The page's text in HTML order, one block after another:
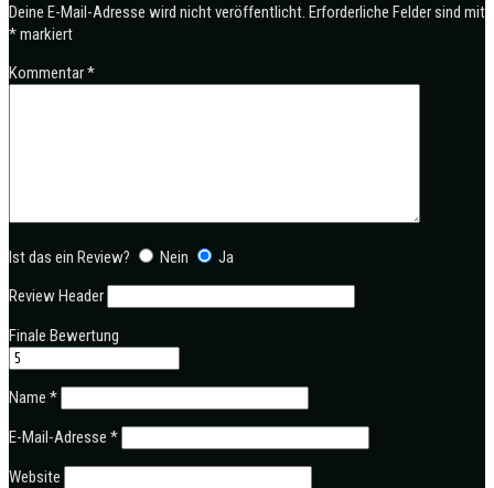
Deine E-Mail-Adresse wird nicht veröffentlicht. Erforderliche Felder sind mit
*markiert
Kommentar*
Ist das ein Review? Nein
Ja
Review Header
Finale Bewertung
Name *
E-Mail-Adresse *
Website